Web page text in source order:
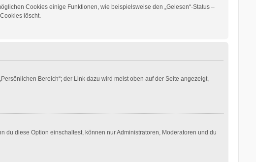
Cookies einige Funktionen, wie beispielsweise den „Gelesen“-Status –
löscht.
Bereich“; der Link dazu wird meist oben auf der Seite angezeigt,
du diese Option einschaltest, können nur Administratoren, Moderatoren und du